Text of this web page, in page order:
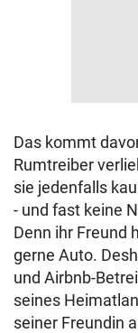
Das kommt
Rumtreiber
sie jedenfalls
- und fast keine
Denn ihr Freund
gerne Auto.
und Airbnb-
seines
seiner Freundin